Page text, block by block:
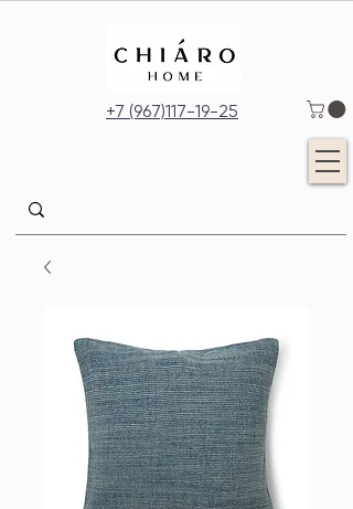
+7 (967)117-19-25